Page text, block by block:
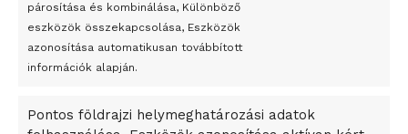
párosítása és kombinálása, Különböző
eszközök összekapcsolása, Eszközök
azonosítása automatikusan továbbított
információk alapján.
Pontos földrajzi helymeghatározási adatok
Megveszi az osztrák Wienerberger az amerikai Meridian
Bricket
A Startup Campus egyetemi programjainak legjobbjai az
A Ringo Starr új albummal jelentkezik